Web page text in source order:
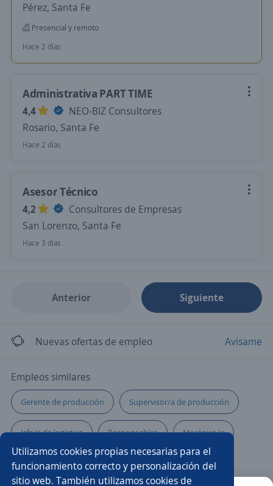
Utilizamos cookies propias necesarias para el
funcionamiento correcto y personalización del
sitio web. También utilizamos cookies de
Pérez, Santa Fe
Presencial y remoto
Hace 2 días
Administrativa PART TIME
4,4
NEO-BIZ Consultores
Rosario, Santa Fe
Hace 2 días
Asesor Técnico
4,2
Consultores de Empresas
San Lorenzo, Santa Fe
Hace 3 días
Anterior Siguiente
Nuevas ofertas de empleo Avísame
Empleos similares
Gerente de producción Supervisor/a de producción
Jefe/a de logística Responsables Mecánico/a
Almacenista Supervisor/a de mantenimiento